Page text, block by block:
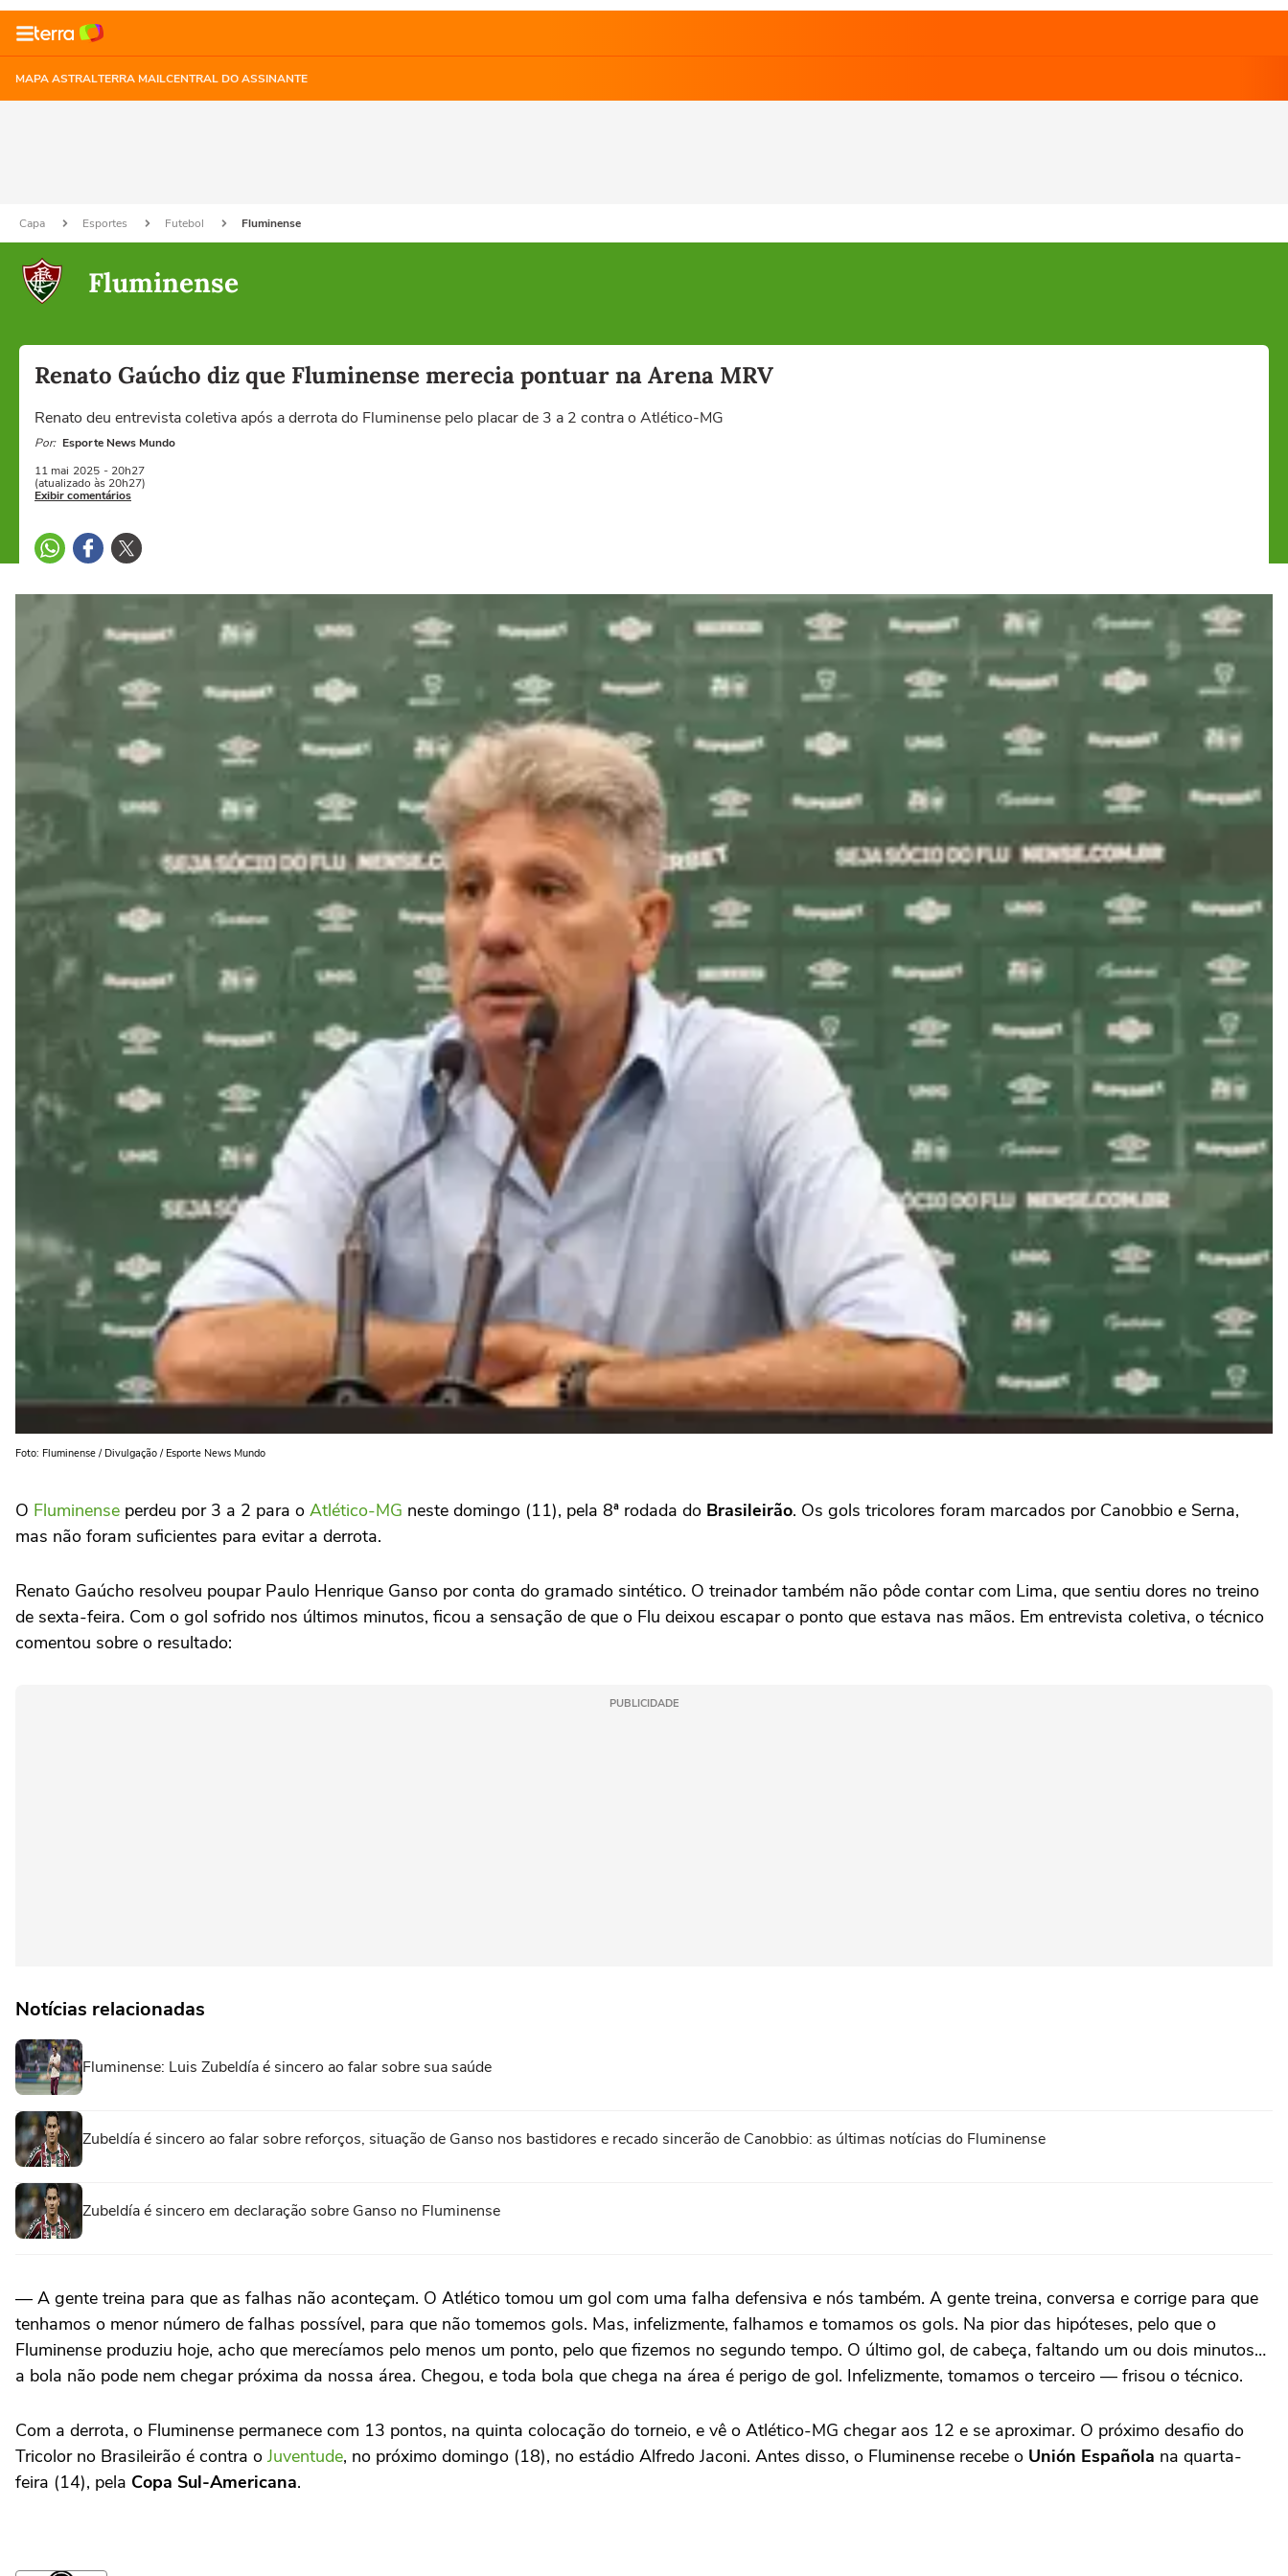
MAPA ASTRALTERRA MAILCENTRAL DO ASSINANTE
Capa Esportes Futebol Fluminense
Fluminense
Renato Gaúcho diz que Fluminense merecia pontuar na Arena MRV
Renato deu entrevista coletiva após a derrota do Fluminense pelo placar de 3 a 2 contra o Atlético-MG
Por: Esporte News Mundo
11 mai 2025 - 20h27
(atualizado às 20h27)
Exibir comentários
Foto: Fluminense / Divulgação / Esporte News Mundo
O Fluminense perdeu por 3 a 2 para o Atlético-MG neste domingo (11), pela 8ª rodada do Brasileirão. Os gols tricolores foram marcados por Canobbio e Serna,
mas não foram suficientes para evitar a derrota.
Renato Gaúcho resolveu poupar Paulo Henrique Ganso por conta do gramado sintético. O treinador também não pôde contar com Lima, que sentiu dores no treino
de sexta-feira. Com o gol sofrido nos últimos minutos, ficou a sensação de que o Flu deixou escapar o ponto que estava nas mãos. Em entrevista coletiva, o técnico
comentou sobre o resultado:
PUBLICIDADE
Notícias relacionadas
Fluminense: Luis Zubeldía é sincero ao falar sobre sua saúde
Zubeldía é sincero ao falar sobre reforços, situação de Ganso nos bastidores e recado sincerão de Canobbio: as últimas notícias do Fluminense
Zubeldía é sincero em declaração sobre Ganso no Fluminense
— A gente treina para que as falhas não aconteçam. O Atlético tomou um gol com uma falha defensiva e nós também. A gente treina, conversa e corrige para que
tenhamos o menor número de falhas possível, para que não tomemos gols. Mas, infelizmente, falhamos e tomamos os gols. Na pior das hipóteses, pelo que o
Fluminense produziu hoje, acho que merecíamos pelo menos um ponto, pelo que fizemos no segundo tempo. O último gol, de cabeça, faltando um ou dois minutos…
a bola não pode nem chegar próxima da nossa área. Chegou, e toda bola que chega na área é perigo de gol. Infelizmente, tomamos o terceiro — frisou o técnico.
Com a derrota, o Fluminense permanece com 13 pontos, na quinta colocação do torneio, e vê o Atlético-MG chegar aos 12 e se aproximar. O próximo desafio do
Tricolor no Brasileirão é contra o Juventude, no próximo domingo (18), no estádio Alfredo Jaconi. Antes disso, o Fluminense recebe o Unión Española na quarta-
feira (14), pela Copa Sul-Americana.